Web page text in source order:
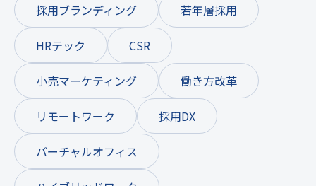
採用ブランディング 若年層採用
HRテック CSR
小売マーケティング 働き方改革
リモートワーク 採用DX
バーチャルオフィス